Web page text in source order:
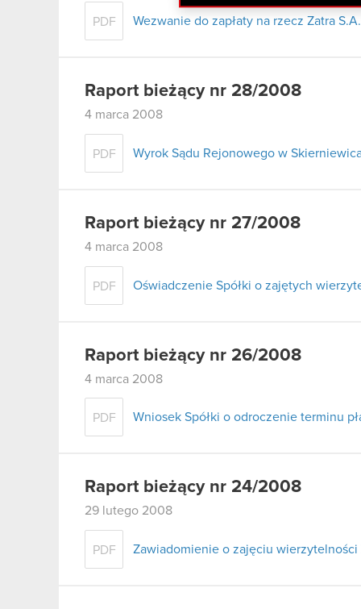
PDF Wezwanie do zapłaty na rzecz Zatra S.A.
Raport bieżący nr 28/2008
4 marca 2008
PDF Wyrok Sądu Rejonowego w
Raport bieżący nr 27/2008
4 marca 2008
PDF Oświadczenie Spółki o zajętych
Raport bieżący nr 26/2008
4 marca 2008
PDF Wniosek Spółki o odroczenie terminu
Raport bieżący nr 24/2008
29 lutego 2008
PDF Zawiadomienie o zajęciu wierzytelności